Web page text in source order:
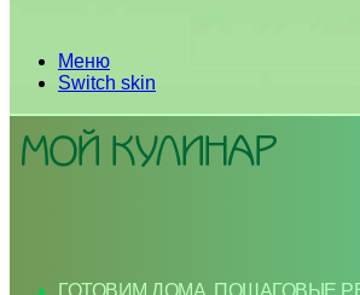
Меню
Switch skin
ГОТОВИМ ДОМА. ПОШАГОВЫЕ